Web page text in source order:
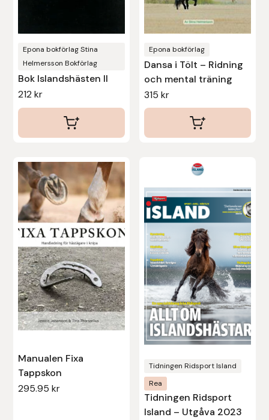
Epona bokförlag Stina
Helmersson Bokförlag
Bok Islandshästen II
212kr
Epona bokförlag
Dansa i Tölt – Ridning
och mental träning
315 kr
Manualen Fixa
Tappskon
295.95kr
Tidningen Ridsport Island
Rea
Tidningen Ridsport
Island – Utgåva 2023
Professional’s Choice
Protector
Redback
Roeckl
Safehorse of Sweden
Saltverk
Sigga Ævars
Sonnenreiter